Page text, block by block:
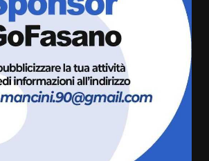
Savelletri in festa, domani sera
grande spettacolo con Uccio De
8 Agosto 2026 07:30
Politiche Giovanili e Mobilità
Sostenibile: premiati gli studenti
universitari del bando “La strada
giusta”